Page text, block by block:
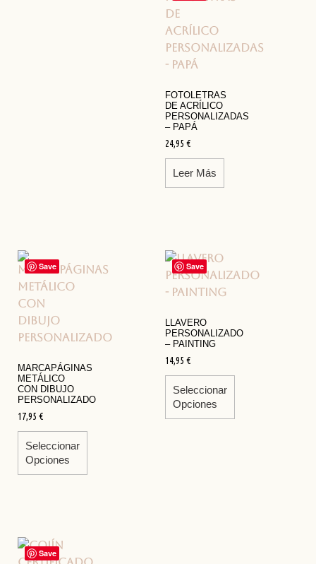
FOTOLETRAS
DE ACRÍLICO
PERSONALIZADAS
– PAPÁ
24,95 €
Leer Más
Save
MARCAPÁGINAS
METÁLICO
CON DIBUJO
PERSONALIZADO
17,95 €
Seleccionar
Opciones
Save
LLAVERO
PERSONALIZADO
– PAINTING
14,95 €
Seleccionar
Opciones
Save